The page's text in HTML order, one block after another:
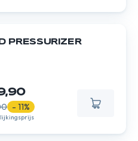
PRESSURIZER
- 11%